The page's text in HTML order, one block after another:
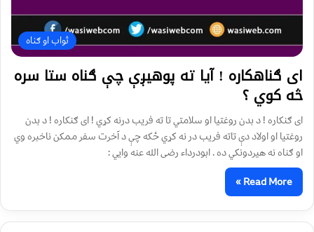
ثواب او ګناه
ای ګناهکاره ! آيا ته پوهيږې چې ګناه ستا سره
څه کوي ؟
ای ګنکاره ! د بدن روغتيا او سلامتي تا ته فريب درنه کړي ! ای ګنکاره ! د بدن
روغتيا او اولاد دې تاته فريب در نه کړي ځکه چې د آخرت سفر ممکن ناخبره وي
او ګناه نه هيردونکي ده . ابودرداء رضی الله عنه وايي :
Read More »